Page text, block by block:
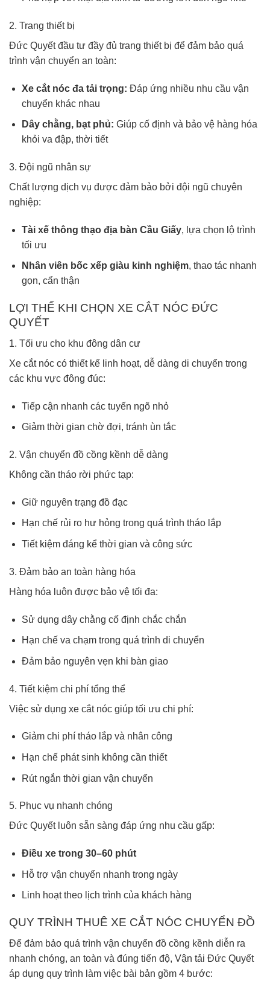
2. Trang thiết bị
Đức Quyết đầu tư đầy đủ trang thiết bị để đảm bảo quá
trình vận chuyển an toàn:
Xe cắt nóc đa tải trọng: Đáp ứng nhiều nhu cầu vận
chuyển khác nhau
Dây chằng, bạt phủ: Giúp cố định và bảo vệ hàng hóa
khỏi va đập, thời tiết
3. Đội ngũ nhân sự
Chất lượng dịch vụ được đảm bảo bởi đội ngũ chuyên
nghiệp:
Tài xế thông thạo địa bàn Cầu Giấy, lựa chọn lộ trình
tối ưu
Nhân viên bốc xếp giàu kinh nghiệm, thao tác nhanh
gọn, cẩn thận
LỢI THẾ KHI CHỌN XE CẮT NÓC ĐỨC
QUYẾT
1. Tối ưu cho khu đông dân cư
Xe cắt nóc có thiết kế linh hoạt, dễ dàng di chuyển trong
các khu vực đông đúc:
Tiếp cận nhanh các tuyến ngõ nhỏ
Giảm thời gian chờ đợi, tránh ùn tắc
2. Vận chuyển đồ cồng kềnh dễ dàng
Không cần tháo rời phức tạp:
Giữ nguyên trạng đồ đạc
Hạn chế rủi ro hư hỏng trong quá trình tháo lắp
Tiết kiệm đáng kể thời gian và công sức
3. Đảm bảo an toàn hàng hóa
Hàng hóa luôn được bảo vệ tối đa:
Sử dụng dây chằng cố định chắc chắn
Hạn chế va chạm trong quá trình di chuyển
Đảm bảo nguyên vẹn khi bàn giao
4. Tiết kiệm chi phí tổng thể
Việc sử dụng xe cắt nóc giúp tối ưu chi phí:
Giảm chi phí tháo lắp và nhân công
Hạn chế phát sinh không cần thiết
Rút ngắn thời gian vận chuyển
5. Phục vụ nhanh chóng
Đức Quyết luôn sẵn sàng đáp ứng nhu cầu gấp:
Điều xe trong 30–60 phút
Hỗ trợ vận chuyển nhanh trong ngày
Linh hoạt theo lịch trình của khách hàng
QUY TRÌNH THUÊ XE CẮT NÓC CHUYỂN ĐỒ
Để đảm bảo quá trình vận chuyển đồ cồng kềnh diễn ra
nhanh chóng, an toàn và đúng tiến độ, Vận tải Đức Quyết
áp dụng quy trình làm việc bài bản gồm 4 bước: